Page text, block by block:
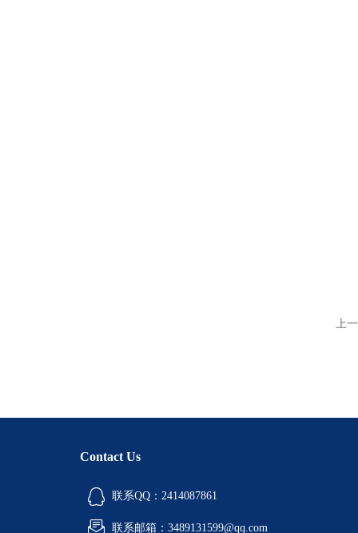
上
Contact Us
联系QQ：2414087861
联系邮箱：3489131599@qq.com